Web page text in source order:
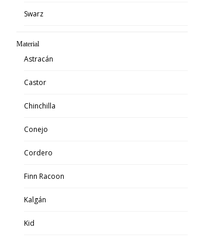
Swarz
Material
Astracán
Castor
Chinchilla
Conejo
Cordero
Finn Racoon
Kalgán
Kid